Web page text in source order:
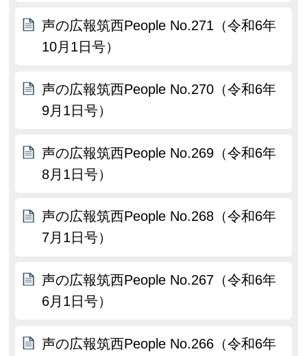
声の広報筑西People No.271（令和6年
10月1日号）
声の広報筑西People No.270（令和6年
9月1日号）
声の広報筑西People No.269（令和6年
8月1日号）
声の広報筑西People No.268（令和6年
7月1日号）
声の広報筑西People No.267（令和6年
6月1日号）
声の広報筑西People No.266（令和6年